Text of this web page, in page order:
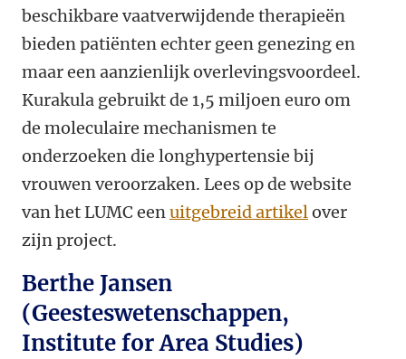
beschikbare vaatverwijdende therapieën
bieden patiënten echter geen genezing en
maar een aanzienlijk overlevingsvoordeel.
Kurakula gebruikt de 1,5 miljoen euro om
de moleculaire mechanismen te
onderzoeken die longhypertensie bij
vrouwen veroorzaken. Lees op de website
van het LUMC eenuitgebreid artikelover
zijn project.
Berthe Jansen
(Geesteswetenschappen,
Institute for Area Studies)